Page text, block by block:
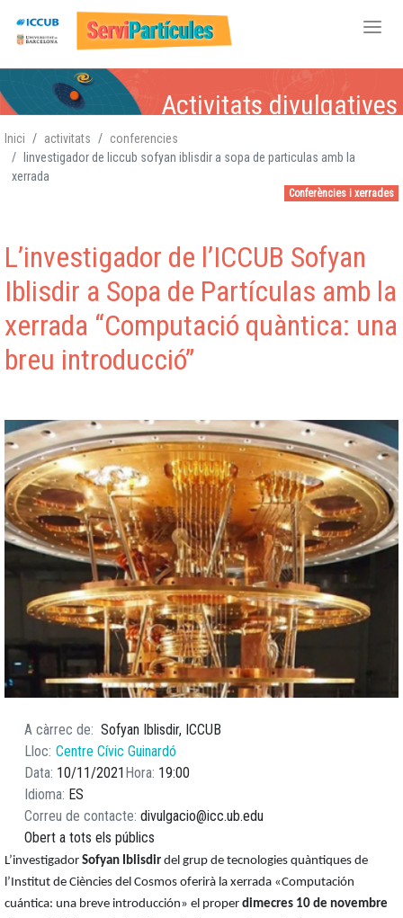
al
Física de Partícules
Atòmica i Nuclear,
Física de Partícules,
Atòmica i Nuclear,
Física de Partícules,
Atòmica i
Cosmologia
Física de Partícules,
Atòmica i Nuclear,
Activitats divulgatives
Inici activitats
conferencies
linvestigador de liccub sofyan iblisdir a sopa de particulas amb la
xerrada
Conferències i xerrades
L’investigador de l’ICCUB Sofyan
Iblisdir a Sopa de Partículas amb la
xerrada “Computació quàntica: una
breu introducció”
A càrrec de
Sofyan Iblisdir, ICCUB
Lloc Centre Cívic Guinardó
Data 10/11/2021 Hora 19:00
Idioma ES
Correu de contacte divulgacio@icc.ub.edu
Obert a tots els públics
L’investigador Sofyan Iblisdir del grup de tecnologies quàntiques de
l’Institut de Ciències del Cosmos oferirà la xerrada «Computación
cuántica: una breve introducción» el proper dimecres 10 de novembre